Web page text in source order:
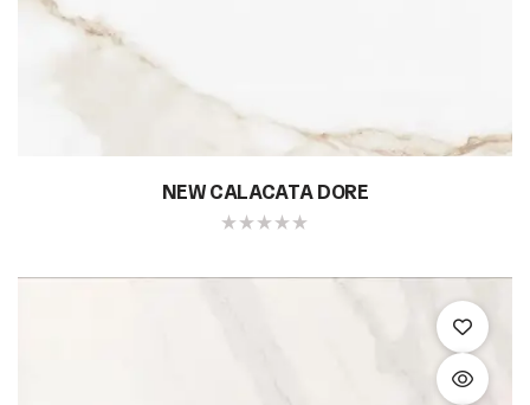
NEW CALACATA DORE